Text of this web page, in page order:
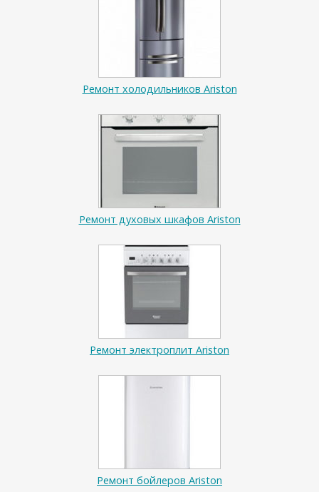
Ремонт холодильников Ariston
Ремонт духовых шкафов Ariston
Ремонт электроплит Ariston
Ремонт бойлеров Ariston